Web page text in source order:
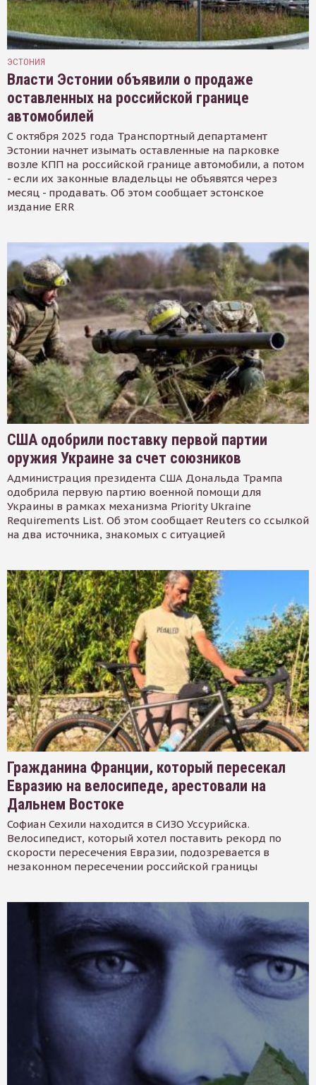
ЭСТОНИЯ
Власти Эстонии объявили о продаже
оставленных на российской границе
автомобилей
С октября 2025 года Транспортный департамент
Эстонии начнет изымать оставленные на парковке
возле КПП на российской границе автомобили, а потом
- если их законные владельцы не объявятся через
месяц - продавать. Об этом сообщает эстонское
издание ERR
США одобрили поставку первой партии
оружия Украине за счет союзников
Администрация президента США Дональда Трампа
одобрила первую партию военной помощи для
Украины в рамках механизма Priority Ukraine
Requirements List. Об этом сообщает Reuters со ссылкой
на два источника, знакомых с ситуацией
Гражданина Франции, который пересекал
Евразию на велосипеде, арестовали на
Дальнем Востоке
Софиан Сехили находится в СИЗО Уссурийска.
Велосипедист, который хотел поставить рекорд по
скорости пересечения Евразии, подозревается в
незаконном пересечении российской границы